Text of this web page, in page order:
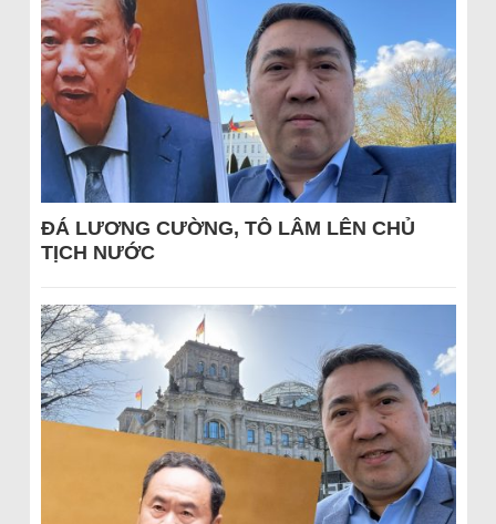
ĐÁ LƯƠNG CƯỜNG, TÔ LÂM LÊN CHỦ
TỊCH NƯỚC